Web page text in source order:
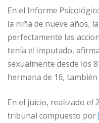
En el Informe
la niña de nueve años,
perfectamente las
tenía el imputado,
sexualmente desde los
hermana de 16,
En el juicio, realizado el
tribunal compuesto por